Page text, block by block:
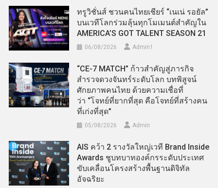
ทรูวิชั่นส์ ชวนคนไทยเชียร์ “เนเน่ รอยัล”
บนเวทีโลกร่วมลุ้นทุกโมเมนต์สำคัญใน
AMERICA’S GOT TALENT SEASON 21
06/08/2026 Admin​1
“CE-7 MATCH” ก้าวสำคัญสู่ภารกิจ
สำรวจดวงจันทร์ระดับโลก บทพิสูจน์
ศักยภาพคนไทย ด้วยความเชื่อที่
ว่า “โจทย์ที่ยากที่สุด คือโจทย์ที่สร้างคน
ที่เก่งที่สุด”
05/08/2026 Admin
AIS คว้า 2 รางวัลใหญ่เวที Brand Inside
Awards ชูบทบาทองค์กรระดับประเทศ
ขับเคลื่อนโครงสร้างพื้นฐานดิจิทัล
อัจฉริยะ